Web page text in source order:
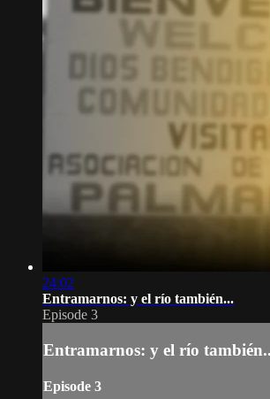
24:02
Entramarnos: y el río también...
Episode 3
Entramarnos: y el río
Episode 3